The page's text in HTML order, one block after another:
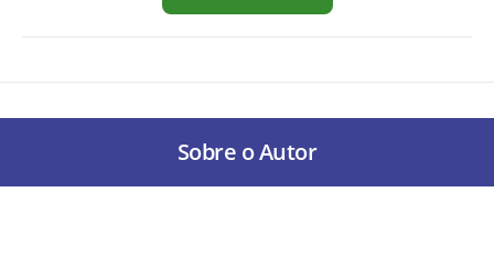
Sobre o Autor